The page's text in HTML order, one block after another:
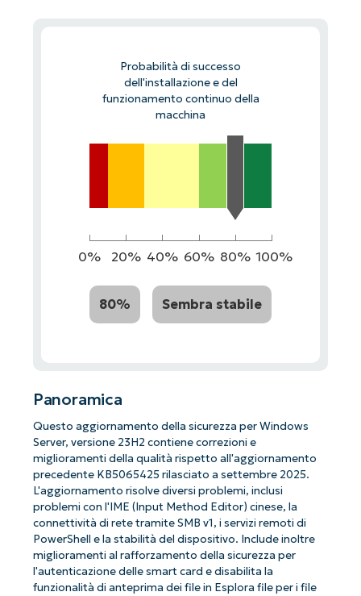
Probabilità di successo
dell'installazione e del
funzionamento continuo della
macchina
0% 20% 40% 60% 80% 100%
80% Sembra stabile
Panoramica
Questo aggiornamento della sicurezza per Windows
Server, versione 23H2 contiene correzioni e
miglioramenti della qualità rispetto all'aggiornamento
precedente KB5065425 rilasciato a settembre 2025.
L'aggiornamento risolve diversi problemi, inclusi
problemi con l'IME (Input Method Editor) cinese, la
connettività di rete tramite SMB v1, i servizi remoti di
PowerShell e la stabilità del dispositivo. Include inoltre
miglioramenti al rafforzamento della sicurezza per
l'autenticazione delle smart card e disabilita la
funzionalità di anteprima dei file in Esplora file per i file